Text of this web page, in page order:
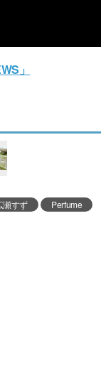
」
瀬すず Perfume